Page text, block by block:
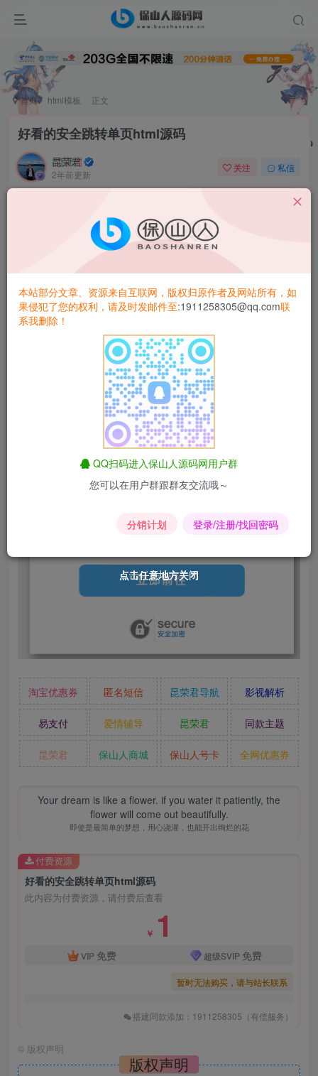
首页 html模板 正文
好看的安全跳转单页html源码
昆荣君
2年前更新
关注 私信
在源码第七行和第 155 行可以修改内容标题
在第 143 行和 120 行修改直接需要跳转的链接
淘宝优惠券 匿名短信 昆荣君导航 影视解析
易支付 爱情辅导 昆荣君 同款主题
昆荣君 保山人商城 保山人号卡 全网优惠券
Your dream is like a flower. if you water it patiently, the
flower will come out beautifully.
即使是最简单的梦想，用心浇灌，也能开出绚烂的花
好看的安全跳转单页html源码
此内容为付费资源，请付费后查看
￥ 1
VIP 免费 超级SVIP 免费
暂时无法购买，请与站长联系
搭建同款添加：1911258305（有偿服务）
付费资源
© 版权声明
版权声明
点击任意地方关闭
点击任意地方关闭
点击任意地方关闭
点击任意地方关闭
点击任意地方关闭
点击任意地方关闭
本站部分文章、资源来自互联网，版权归原作者及网站所有，如
果侵犯了您的权利，请及时发邮件至:1911258305@qq.com联
系我删除！
QQ扫码进入保山人源码网用户群
您可以在用户群跟群友交流哦～
分销计划 登录/注册/找回密码